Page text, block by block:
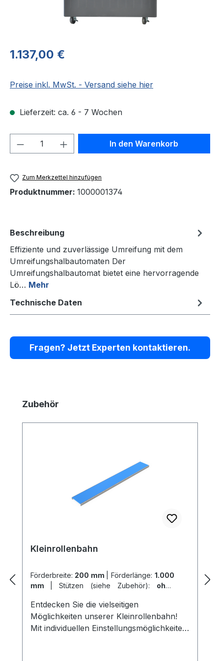
Regulärer Preis:
1.137,00 €
Preise inkl. MwSt. - Versand siehe hier
Lieferzeit: ca. 6 - 7 Wochen
Produkt Anzahl: Gib denIn den Warenkorb
Zum Merkzettel hinzufügen
Produktnummer: 1000001374
Beschreibung
Effiziente und zuverlässige Umreifung mit dem
Umreifungshalbautomaten Der
Umreifungshalbautomat bietet eine hervorragende
Lö… Mehr
Technische Daten
Fragen? Jetzt Experten kontaktieren.
Produktgalerie überspringen
Zubehör
Kleinrollenbahn
Förderbreite: 200 mm Förderlänge: 1.000
mm
Stützen (siehe Zubehör): ohne
Entdecken Sie die vielseitigen
Möglichkeiten unserer Kleinrollenbahn!
Mit individuellen Einstellungsmöglichkeiten